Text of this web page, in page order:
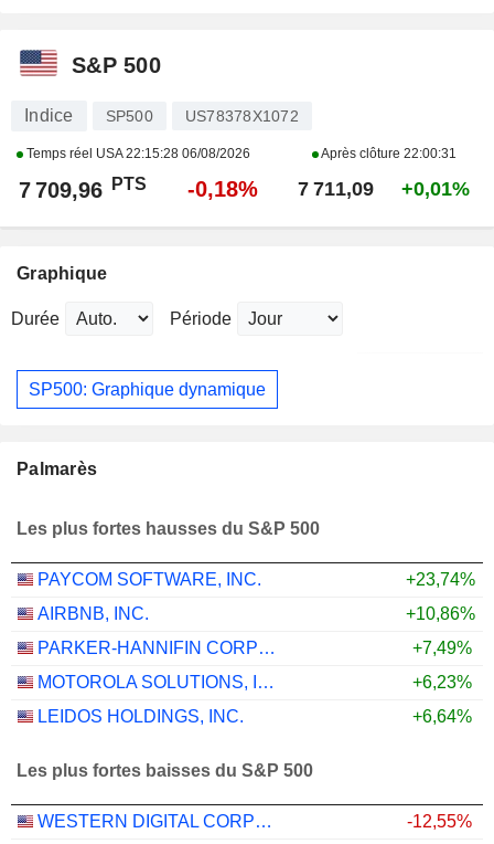
S&P 500
Indice SP500 US78378X1072
Temps réel USA22:15:28 06/08/2026 Après clôture 22:00:31
7 709,96 PTS -0,18% 7 711,09 +0,01%
Graphique
Durée Période
SP500: Graphique dynamique
Palmarès
Les plus fortes hausses du S&P 500
PAYCOM SOFTWARE, INC.
+23,74%
AIRBNB, INC.
+10,86%
PARKER-HANNIFIN CORPORATION
+7,49%
MOTOROLA SOLUTIONS, INC.
+6,23%
LEIDOS HOLDINGS, INC.
+6,64%
Les plus fortes baisses du S&P 500
WESTERN DIGITAL CORPORATION -12,55%